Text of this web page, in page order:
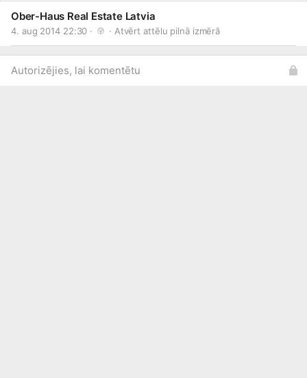
Ober-Haus Real Estate Latvia
4. aug 2014 22:30 · · Atvērt attēlu pilnā izmērā
Autorizējies, lai komentētu